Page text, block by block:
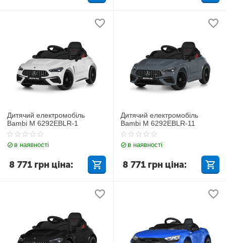
Дитячий електромобіль
Bambi M 6292EBLR-1
в наявності
8 771 грн ціна:
Дитячий електромобіль
Bambi M 6292EBLR-11
в наявності
8 771 грн ціна: